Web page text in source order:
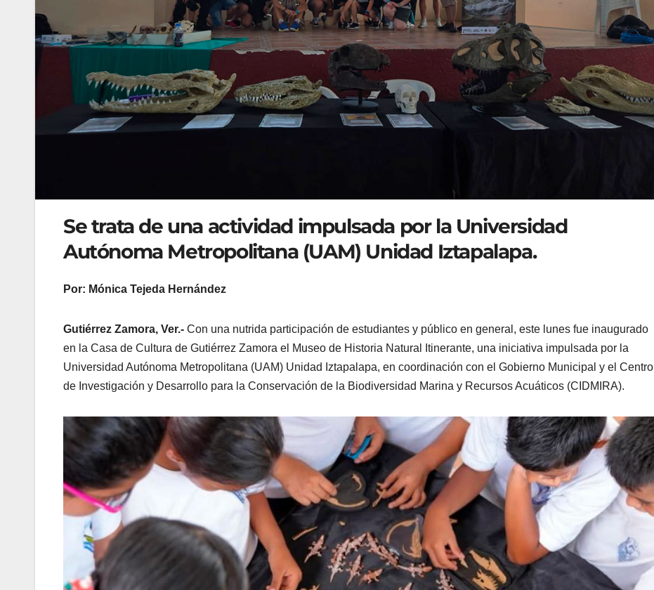
Se trata de una actividad impulsada por la Universidad
Autónoma Metropolitana (UAM) Unidad Iztapalapa.
Por: Mónica Tejeda Hernández
Gutiérrez Zamora, Ver.- Con una nutrida participación de estudiantes y público en general, este lunes fue inaugurado
en la Casa de Cultura de Gutiérrez Zamora el Museo de Historia Natural Itinerante, una iniciativa impulsada por la
Universidad Autónoma Metropolitana (UAM) Unidad Iztapalapa, en coordinación con el Gobierno Municipal y el Centro
de Investigación y Desarrollo para la Conservación de la Biodiversidad Marina y Recursos Acuáticos (CIDMIRA).